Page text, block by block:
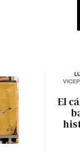
El